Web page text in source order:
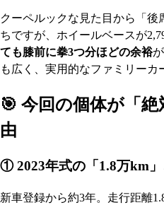
クーペルックな見た目から「
ちですが、ホイールベースが
ても膝前に拳3つ分ほどの余裕
も広く、実用的なファミリーカ
🎯 今回の個体が「
由
① 2023年式の「1.8万km」
新車登録から約3年。走行距離